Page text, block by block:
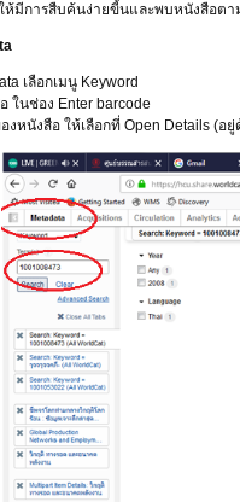
ห้มีการสืบค้นง่ายขี้นและพบหนังสือตา
เลือกเมนู Keyword
ในช่อง Enter barcode
งหนังสือ ให้เลือกที่ Open Details (อ